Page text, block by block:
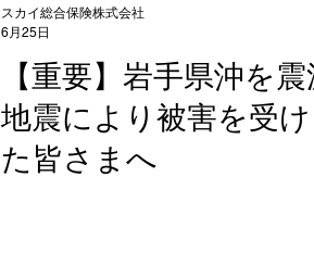
【重要】岩手県沖を
地震により被害を受
た皆さまへ
スカイ総合保険株式会社
6月25日